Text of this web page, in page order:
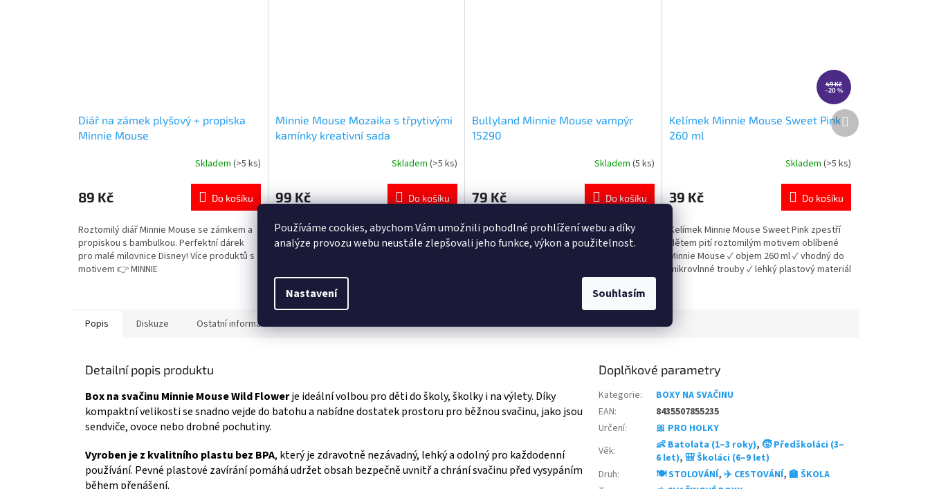
Používáme cookies, abychom Vám umožnili pohodlné prohlížení webu a díky
analýze provozu webu neustále zlepšovali jeho funkce, výkon a použitelnost.
Nastavení Souhlasím
Diář na zámek plyšový + propiska
Minnie Mouse
produktu
je
z
5
hvězdiček.
Skladem (>5 ks)
89 Kč Do košíku
Roztomilý diář Minnie Mouse se zámkem a
propiskou s bambulkou. Perfektní dárek
pro malé milovnice Disney! Více produktů s
motivem 👉 MINNIE
Minnie Mouse Mozaika s třpytivými
kamínky kreativní sada
produktu
je
z
5
Skladem(>5 ks)
99 Kč Do košíku
Tvoř jako pravá umělkyně s Minnie! 💖
Vytvoř si třpytivý mozaikový obrázek z
👉 MINNIE
Bullyland Minnie Mouse vampýr
15290
produktu
je
z
5
Skladem (5 ks)
79 Kč Do košíku
Kvalitní, ručně malovaný model Bullyland.
49 Kč
–20 %
Kelímek Minnie Mouse Sweet Pink
260 ml
produktu
je
z
5
hvězdiček.
Skladem(>5 ks)
39 Kč Do košíku
Kelímek Minnie Mouse Sweet Pink zpestří
dětem pití roztomilým motivem oblíbené
Minnie Mouse ✓ objem 260 ml ✓ vhodný do
mikrovlnné trouby ✓ lehký plastový materiál
Další
produkt
Popis Diskuze Ostatní informace
Detailní popis produktu
Box na svačinu Minnie Mouse Wild Flowerje ideální volbou pro děti do školy, školky i na výlety. Díky
kompaktní velikosti se snadno vejde do batohu a nabídne dostatek prostoru pro běžnou svačinu, jako jsou
sendviče, ovoce nebo drobné pochutiny.
Vyroben je z kvalitního plastu bez BPA, který je zdravotně nezávadný, lehký a odolný pro každodenní
používání. Pevné plastové zavírání pomáhá udržet obsah bezpečně uvnitř a chrání svačinu před vysypáním
během přenášení.
Doplňkové parametry
Kategorie:
BOXY NA SVAČINU
EAN:
8435507855235
Určení:
🎀 PRO HOLKY
Věk: 👶 Batolata (1–3 roky),🧒 Předškoláci (3–
6 let),🎒 Školáci (6–9 let)
Druh: 🍽️ STOLOVÁNÍ,✈️ CESTOVÁNÍ,🏫 ŠKOLA